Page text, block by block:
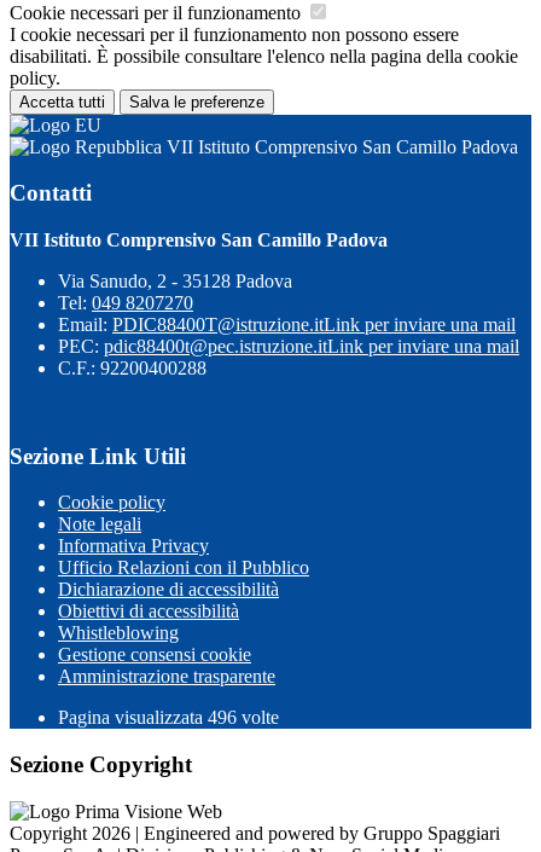
Cookie necessari per il funzionamento
I cookie necessari per il funzionamento non possono essere
disabilitati. È possibile consultare l'elenco nella pagina della cookie
policy.
Accetta tutti Salva le preferenze
VII Istituto Comprensivo San Camillo Padova
Contatti
VII Istituto Comprensivo San Camillo Padova
Via Sanudo, 2 - 35128 Padova
Tel: 049 8207270
Email: PDIC88400T@istruzione.itLink per inviare una mail
PEC: pdic88400t@pec.istruzione.itLink per inviare una mail
C.F.: 92200400288
Sezione Link Utili
Cookie policy
Note legali
Informativa Privacy
Ufficio Relazioni con il Pubblico
Dichiarazione di accessibilità
Obiettivi di accessibilità
Whistleblowing
Gestione consensi cookie
Amministrazione trasparente
Pagina visualizzata 496 volte
Sezione Copyright
Copyright 2026 | Engineered and powered by Gruppo Spaggiari